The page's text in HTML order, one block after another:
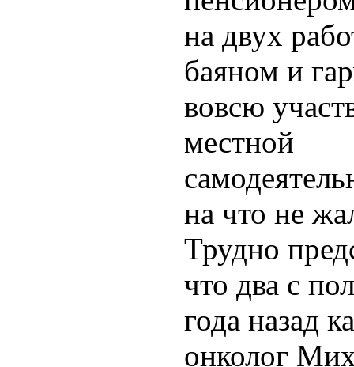
на двух
баяном и
вовсю
местной
на что не
Трудно
что два с
года назад
онколог